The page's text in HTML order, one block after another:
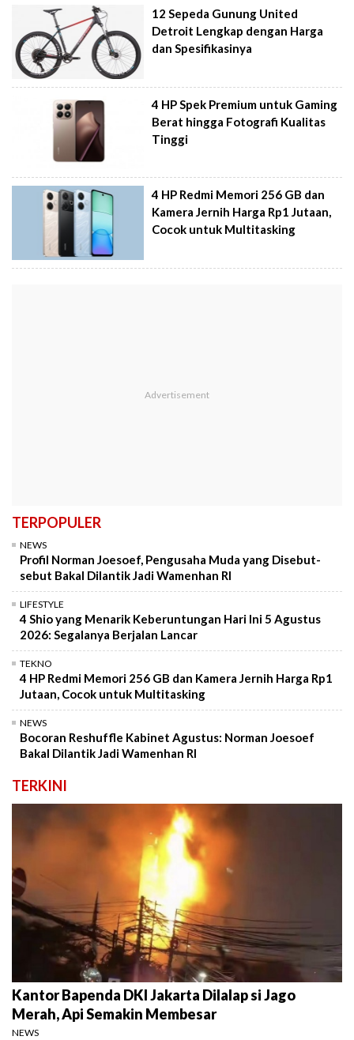
12 Sepeda Gunung United
Detroit Lengkap dengan Harga
dan Spesifikasinya
4 HP Spek Premium untuk Gaming
Berat hingga Fotografi Kualitas
Tinggi
4 HP Redmi Memori 256 GB dan
Kamera Jernih Harga Rp1 Jutaan,
Cocok untuk Multitasking
TERPOPULER
NEWS
Profil Norman Joesoef, Pengusaha Muda yang Disebut-
sebut Bakal Dilantik Jadi Wamenhan RI
LIFESTYLE
4 Shio yang Menarik Keberuntungan Hari Ini 5 Agustus
2026: Segalanya Berjalan Lancar
TEKNO
4 HP Redmi Memori 256 GB dan Kamera Jernih Harga Rp1
Jutaan, Cocok untuk Multitasking
NEWS
Bocoran Reshuffle Kabinet Agustus: Norman Joesoef
Bakal Dilantik Jadi Wamenhan RI
TERKINI
Kantor Bapenda DKI Jakarta Dilalap si Jago
Merah, Api Semakin Membesar
NEWS